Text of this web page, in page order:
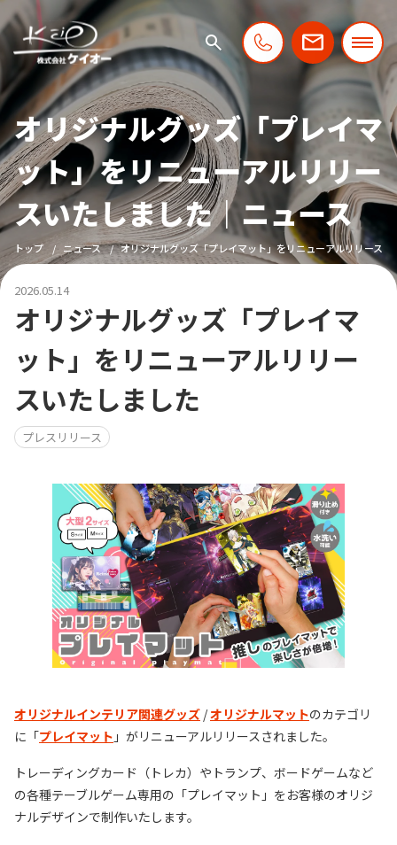
オリジナルグッズ「プレイマ
ット」をリニューアルリリー
スいたしました｜ニュース
トップ ニュース オリジナルグッズ「プレイマット」をリニューアルリリースい
2026.05.14
オリジナルグッズ「プレイマ
ット」をリニューアルリリー
スいたしました
プレスリリース
オリジナルインテリア関連グッズ /オリジナルマットのカテゴリ
に「プレイマット 」がリニューアルリリースされました。
トレーディングカード（トレカ）やトランプ、ボードゲームなど
の各種テーブルゲーム専用の「プレイマット」をお客様のオリジ
ナルデザインで制作いたします。